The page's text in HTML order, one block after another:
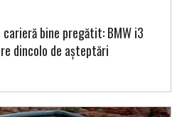
carieră bine pregătit: BMW i3
dincolo de așteptări